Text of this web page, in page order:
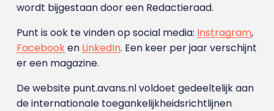
wordt bijgestaan door een Redactieraad.
Punt is ook te vinden op social media: Instragram,
Facebooken LinkedIn. Een keer per jaar verschijnt
er een magazine.
De website punt.avans.nl voldoet gedeeltelijk aan
de internationale toegankelijkheidsrichtlijnen